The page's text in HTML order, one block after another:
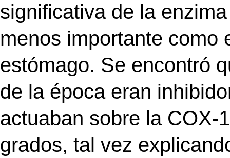
significativa de la
menos importante como
estómago. Se encontró
de la época eran
actuaban sobre la COX-
grados, tal vez